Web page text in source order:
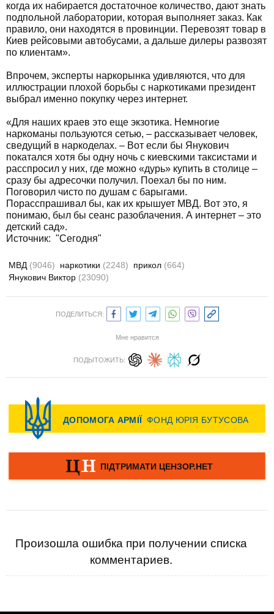
когда их набирается достаточное количество, дают знать
подпольной лаборатории, которая выполняет заказ. Как
правило, они находятся в провинции. Перевозят товар в
Киев рейсовыми автобусами, а дальше дилеры развозят
по клиентам».
Впрочем, эксперты наркорынка удивляются, что для
иллюстрации плохой борьбы с наркотиками президент
выбрал именно покупку через интернет.
«Для наших краев это еще экзотика. Немногие
наркоманы пользуются сетью, – рассказывает человек,
сведущий в наркоделах. – Вот если бы Янукович
покатался хотя бы одну ночь с киевскими таксистами и
расспросил у них, где можно «дурь» купить в столице –
сразу бы адресочки получил. Поехал бы по ним.
Поговорил чисто по душам с барыгами.
Порасспрашивал бы, как их крышует МВД. Вот это, я
понимаю, был бы сеанс разоблачения. А интернет – это
детский сад».
Источник: "Сегодня"
МВД (9046) наркотики (2248) прикол (664)
Янукович Виктор (23090)
ПОДЕЛИТЬСЯ:
Мне нравится
ПОДЫТОЖИТЬ:
Произошла ошибка при получении списка
комментариев.